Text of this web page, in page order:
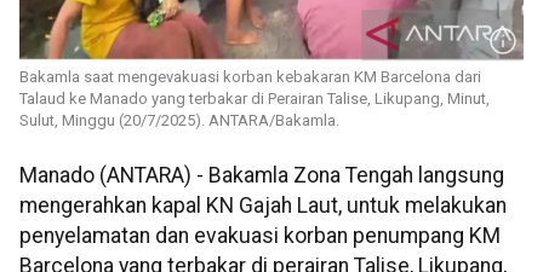
Bakamla saat mengevakuasi korban kebakaran KM Barcelona dari
Talaud ke Manado yang terbakar di Perairan Talise, Likupang, Minut,
Sulut, Minggu (20/7/2025). ANTARA/Bakamla.
Manado (ANTARA) - Bakamla Zona Tengah langsung
mengerahkan kapal KN Gajah Laut, untuk melakukan
penyelamatan dan evakuasi korban penumpang KM
Barcelona yang terbakar di perairan Talise, Likupang,